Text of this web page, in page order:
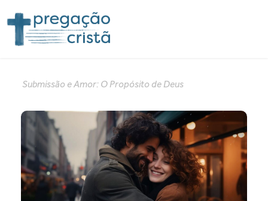
Submissão e Amor: O Propósito de Deus